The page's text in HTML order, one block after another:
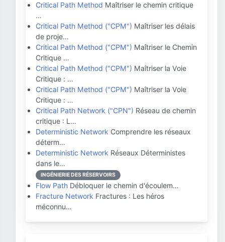
Critical Path Method Maîtriser le chemin critique
…
Critical Path Method ("CPM") Maîtriser les délais
de proje…
Critical Path Method ("CPM") Maîtriser le Chemin
Critique …
Critical Path Method ("CPM") Maîtriser la Voie
Critique : …
Critical Path Method ("CPM") Maîtriser la Voie
Critique : …
Critical Path Network ("CPN") Réseau de chemin
critique : L…
Deterministic Network Comprendre les réseaux
déterm…
Deterministic Network Réseaux Déterministes
dans le…
INGÉNIERIE DES RÉSERVOIRS
Flow Path Débloquer le chemin d'écoulem…
Fracture Network Fractures : Les héros
méconnu…